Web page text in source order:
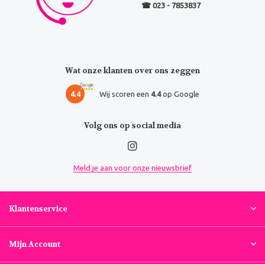
☎ 023 - 7853837
Wat onze klanten over ons zeggen
4.4 Wij scoren een 4.4op Google
Volg ons op social media
Meld je aan voor onze nieuwsbrief
Klantenservice
Mijn Account